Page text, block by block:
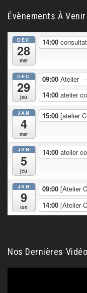
Évènements À Venir
DÉC
28
mer
14:00
DÉC
29
jeu
09:00 Atelier –
14:00 atelier
JAN
4
mer
15:00 [atelier
JAN
5
jeu
14:00 atelier
JAN
9
lun
09:00 [Atelier
14:00 [Atelier
Nos Dernières